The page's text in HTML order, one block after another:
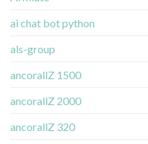
ai chat bot python
als-group
ancorallZ 1500
ancorallZ 2000
ancorallZ 320